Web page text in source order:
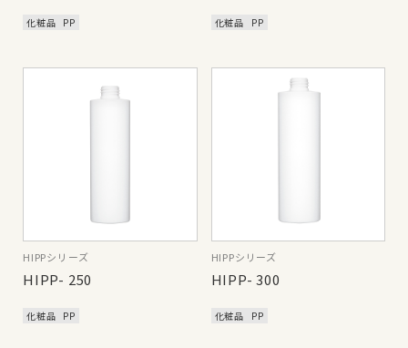
化粧品 PP 化粧品 PP
HIPPシリーズ
HIPP- 250
化粧品 PP
HIPPシリーズ
HIPP- 300
化粧品 PP